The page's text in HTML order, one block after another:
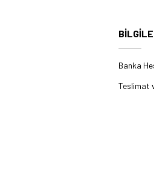
Banka
Teslimat